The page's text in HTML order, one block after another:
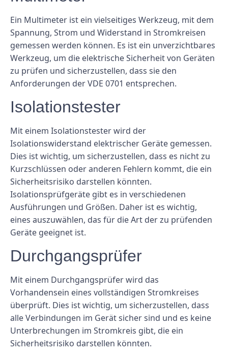
Ein Multimeter ist ein vielseitiges Werkzeug, mit dem
Spannung, Strom und Widerstand in Stromkreisen
gemessen werden können. Es ist ein unverzichtbares
Werkzeug, um die elektrische Sicherheit von Geräten
zu prüfen und sicherzustellen, dass sie den
Anforderungen der VDE 0701 entsprechen.
Isolationstester
Mit einem Isolationstester wird der
Isolationswiderstand elektrischer Geräte gemessen.
Dies ist wichtig, um sicherzustellen, dass es nicht zu
Kurzschlüssen oder anderen Fehlern kommt, die ein
Sicherheitsrisiko darstellen könnten.
Isolationsprüfgeräte gibt es in verschiedenen
Ausführungen und Größen. Daher ist es wichtig,
eines auszuwählen, das für die Art der zu prüfenden
Geräte geeignet ist.
Durchgangsprüfer
Mit einem Durchgangsprüfer wird das
Vorhandensein eines vollständigen Stromkreises
überprüft. Dies ist wichtig, um sicherzustellen, dass
alle Verbindungen im Gerät sicher sind und es keine
Unterbrechungen im Stromkreis gibt, die ein
Sicherheitsrisiko darstellen könnten.